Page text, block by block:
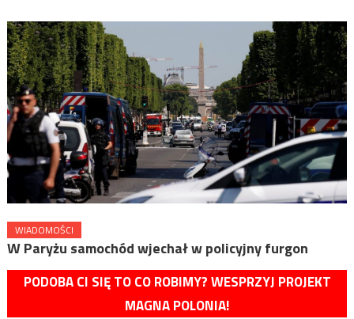
WIADOMOŚCI
W Paryżu samochód wjechał w policyjny furgon
PODOBA CI SIĘ TO CO ROBIMY? WESPRZYJ PROJEKT
MAGNA POLONIA!